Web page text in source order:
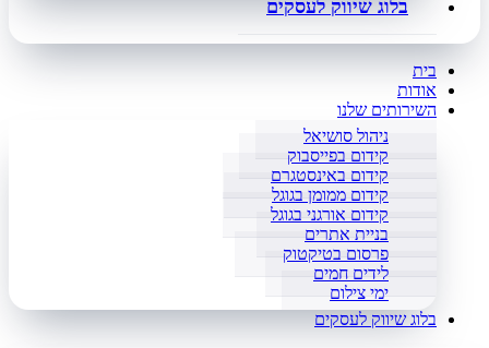
בלוג שיווק לעסקים
בית
אודות
השירותים שלנו
ניהול סושיאל
קידום בפייסבוק
קידום באינסטגרם
קידום ממומן בגוגל
קידום אורגני בגוגל
בניית אתרים
פרסום בטיקטוק
לידים חמים
ימי צילום
בלוג שיווק לעסקים